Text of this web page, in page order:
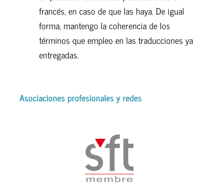
francés, en caso de que las haya. De igual
forma, mantengo la coherencia de los
términos que empleo en las traducciones ya
entregadas.
Asociaciones profesionales y redes